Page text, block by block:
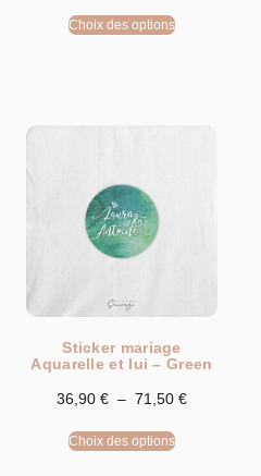
Choix des options
Sticker mariage
Aquarelle et lui – Green
36,90 € – 71,50 €
Choix des options